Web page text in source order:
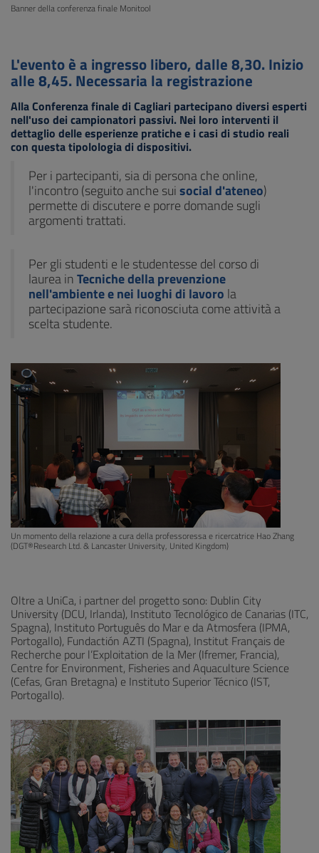
Banner della conferenza finale Monitool
L'evento è a ingresso libero, dalle 8,30. Inizio
alle 8,45. Necessaria la registrazione
Alla Conferenza finale di Cagliari partecipano diversi esperti
nell'uso dei campionatori passivi. Nei loro interventi il
dettaglio delle esperienze pratiche e i casi di studio reali
con questa tipolologia di dispositivi.
Per i partecipanti, sia di persona che online,
l'incontro (seguito anche suisocial d'ateneo)
permette di discutere e porre domande sugli
argomenti trattati.
Per gli studenti e le studentesse del corso di
laurea inTecniche della prevenzione
nell'ambiente e nei luoghi di lavoro la
partecipazione sarà riconosciuta come attività a
scelta studente.
Un momento della relazione a cura della professoressa e ricercatrice Hao Zhang
(DGT®Research Ltd. & Lancaster University, United Kingdom)
Oltre a UniCa, i partner del progetto sono: Dublin City
University (DCU, Irlanda), Instituto Tecnológico de Canarias (ITC,
Spagna), Instituto Português do Mar e da Atmosfera (IPMA,
Portogallo), Fundactión AZTI (Spagna), Institut Français de
Recherche pour l’Exploitation de la Mer (Ifremer, Francia),
Centre for Environment, Fisheries and Aquaculture Science
(Cefas, Gran Bretagna) e Instituto Superior Técnico (IST,
Portogallo).